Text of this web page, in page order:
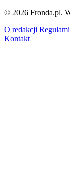
© 2026 Fronda.pl.
O redakcji
Kontakt